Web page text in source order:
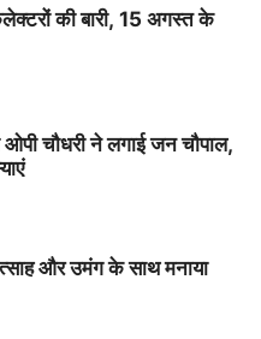
की बारी, 15 अगस्त के
ओपी चौधरी ने लगाई जन चौपाल,
और उमंग के साथ मनाया